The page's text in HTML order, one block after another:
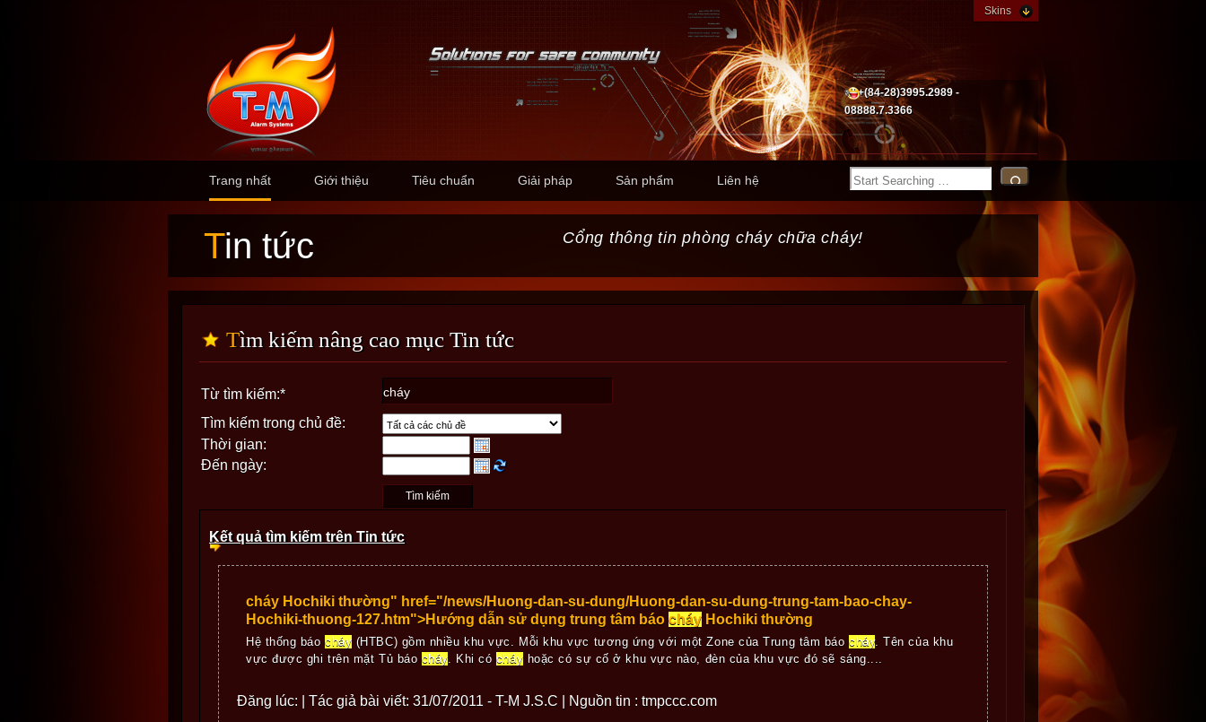
Skins
+(84-28)3995.2989 -
08888.7.3366
Trang nhất Giới thiệu Tiêu chuẩn Giải pháp Sản phẩm Liên hệ
Tin tức Cổng thông tin phòng cháy chữa cháy!
Tìm kiếm nâng cao mục Tin tức
Từ tìm kiếm:*
Tìm kiếm trong chủ đề:
Thời gian:
Đến ngày:
Kết quả tìm kiếm trên Tin tức
cháy Hochiki thường" href="/news/Huong-dan-su-dung/Huong-dan-su-dung-trung-tam-bao-chay-
Hochiki-thuong-127.htm">Hướng dẫn sử dụng trung tâm báo cháy Hochiki thường
Hệ thống báocháy (HTBC) gồm nhiều khu vực. Mỗi khu vực tương ứng với một Zone của Trung tâm báo cháy. Tên của khu
vực được ghi trên mặt Tủ báo cháy. Khi có cháy hoặc có sự cố ở khu vực nào, đèn của khu vực đó sẽ sáng....
Đăng lúc: | Tác giả bài viết: 31/07/2011 - T-M J.S.C | Nguồn tin : tmpccc.com